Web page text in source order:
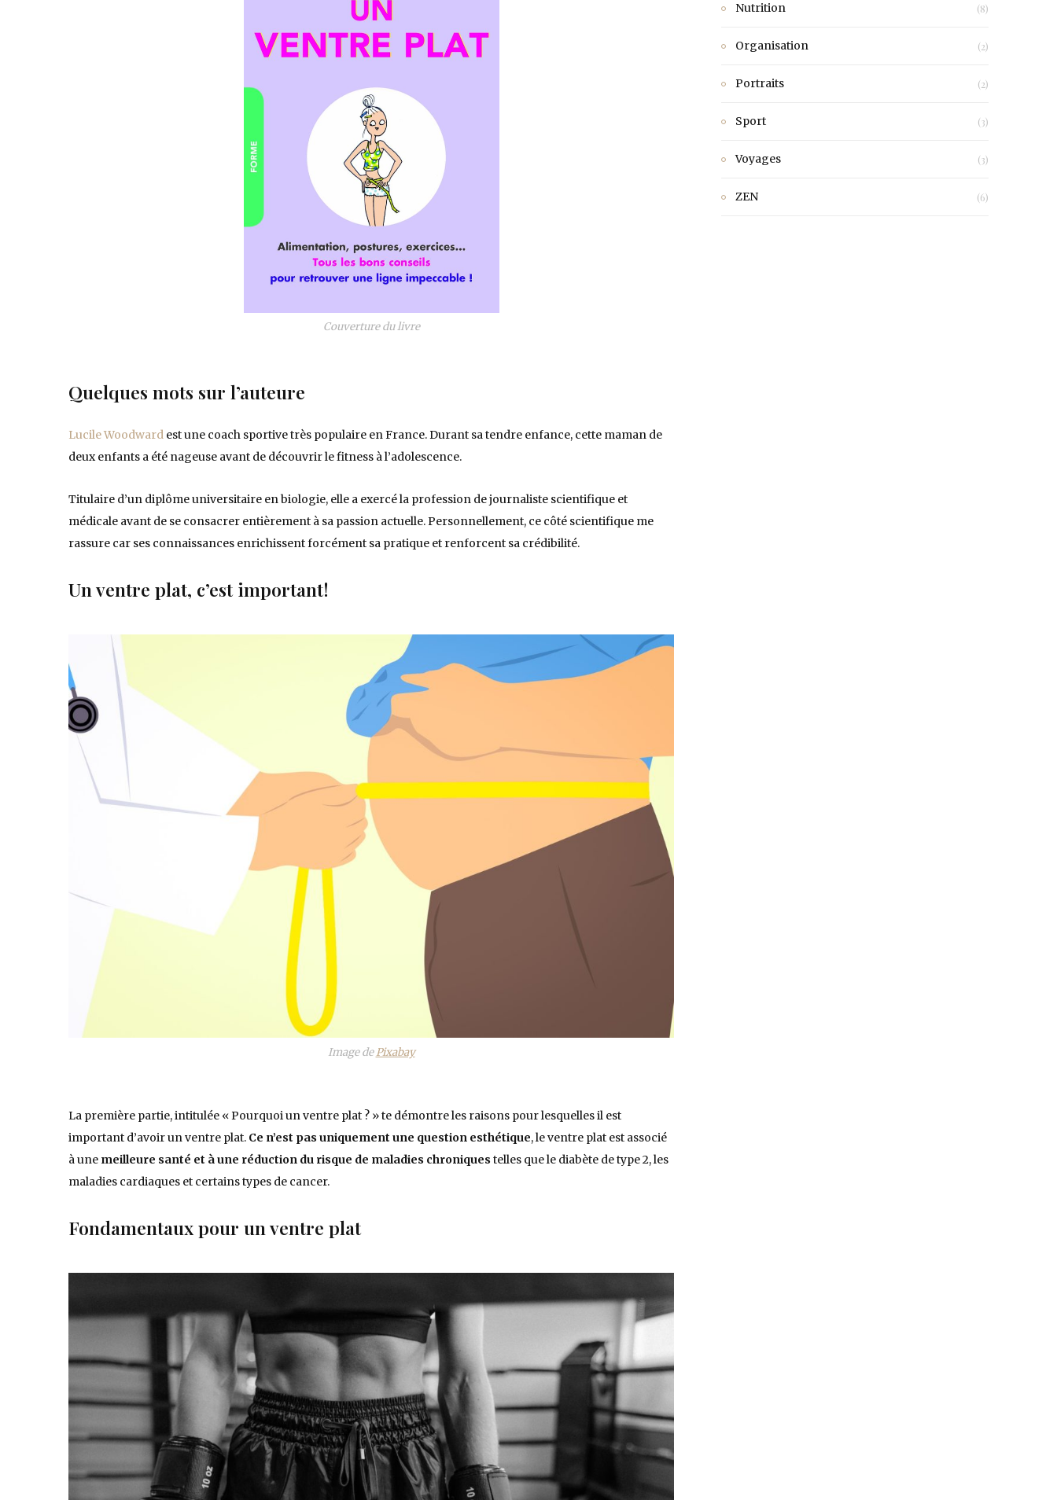
Couverture du livre
Quelques mots sur l’auteure
Lucile Woodward est une coach sportive très populaire en France. Durant sa tendre enfance, cette maman de
deux enfants a été nageuse avant de découvrir le fitness à l’adolescence.
Titulaire d’un diplôme universitaire en biologie, elle a exercé la profession de journaliste scientifique et
médicale avant de se consacrer entièrement à sa passion actuelle. Personnellement, ce côté scientifique me
rassure car ses connaissances enrichissent forcément sa pratique et renforcent sa crédibilité.
Un ventre plat, c’est important!
Image dePixabay
La première partie, intitulée « Pourquoi un ventre plat ? » te démontre les raisons pour lesquelles il est
important d’avoir un ventre plat. Ce n’est pas uniquement une question esthétique, le ventre plat est associé
à une meilleure santé et à une réduction du risque de maladies chroniques telles que le diabète de type 2, les
maladies cardiaques et certains types de cancer.
Fondamentaux pour un ventre plat
Nutrition (8)
Organisation (2)
Portraits (2)
Sport (3)
Voyages (3)
ZEN (6)